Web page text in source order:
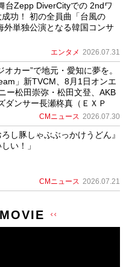
台Zepp DiverCityでの 2ndワ
功！ 初の全員曲「台風の
外単独公演となる韓国コンサ
エンタメ 2026.07.31
カー”で地元・愛知に夢を。
」新TVCM、8月1日オンエ
ー松田崇弥・松田文登、AKB
ダンサー長瀬柊真（ＥＸＰ
CMニュース 2026.07.30
し豚しゃぶぶっかけうどん』
い！」
CMニュース 2026.07.21